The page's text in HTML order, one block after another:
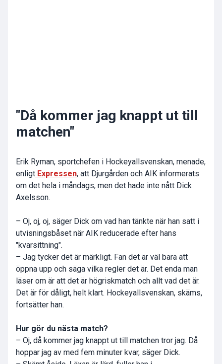
"Då kommer jag knappt ut till
matchen"
Erik Ryman, sportchefen i Hockeyallsvenskan, menade,
enligt Expressen, att Djurgården och AIK informerats
om det hela i måndags, men det hade inte nått Dick
Axelsson.
– Oj, oj, oj, säger Dick om vad han tänkte när han satt i
utvisningsbåset när AIK reducerade efter hans
"kvarsittning".
– Jag tycker det är märkligt. Fan det är väl bara att
öppna upp och säga vilka regler det är. Det enda man
läser om är att det är högriskmatch och allt vad det är.
Det är för dåligt, helt klart. Hockeyallsvenskan, skäms,
fortsätter han.
Hur gör du nästa match?
– Oj, då kommer jag knappt ut till matchen tror jag. Då
hoppar jag av med fem minuter kvar, säger Dick.